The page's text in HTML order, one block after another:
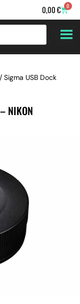
0,00€ 0
/ Sigma USB Dock
NIKON